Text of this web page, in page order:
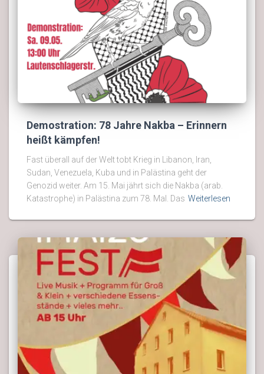
Demostration: 78 Jahre Nakba – Erinnern
heißt kämpfen!
Fast überall auf der Welt tobt Krieg in Libanon, Iran,
Sudan, Venezuela, Kuba und in Palästina geht der
Genozid weiter. Am 15. Mai jährt sich die Nakba (arab.
Katastrophe) in Palästina zum 78. Mal. Das Weiterlesen